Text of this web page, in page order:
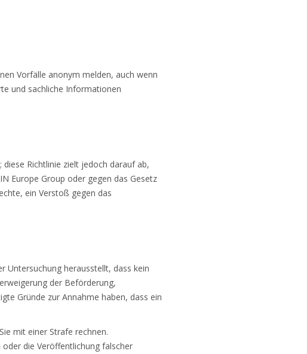
Vorfälle anonym melden, auch wenn
und sachliche Informationen
Richtlinie zielt jedoch darauf ab,
Europe Group oder gegen das Gesetz
ein Verstoß gegen das
Untersuchung herausstellt, dass kein
der Beförderung,
Gründe zur Annahme haben, dass ein
mit einer Strafe rechnen.
die Veröffentlichung falscher